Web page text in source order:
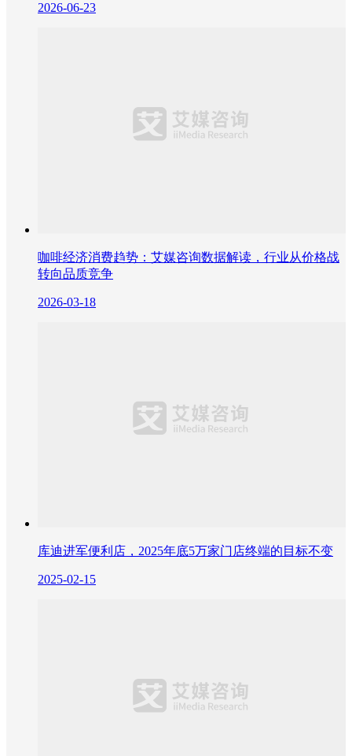
2026-06-23
咖啡经济消费趋势：艾媒咨询数据解读，行业从价格战
转向品质竞争
2026-03-18
库迪进军便利店，2025年底5万家门店终端的目标不变
2025-02-15